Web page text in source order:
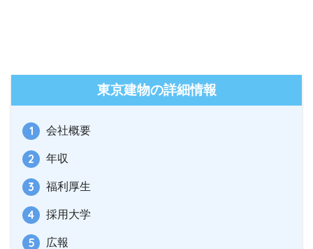
東京建物の詳細情報
会社概要
年収
福利厚生
採用大学
広報